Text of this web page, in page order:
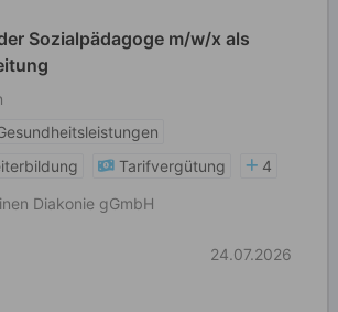
Sozialpädagoge m/w/x als
Tarifvergütung
4
Diakonie gGmbH
24.07.2026